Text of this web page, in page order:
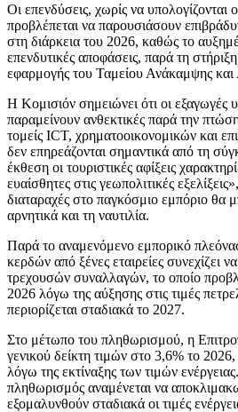
Οι επενδύσεις, χωρίς να υπολογίζονται
προβλέπεται να παρουσιάσουν
στη διάρκεια του 2026, καθώς το
επενδυτικές αποφάσεις, παρά τη
εφαρμογής του Ταμείου Ανάκαμψης και
Η Κομισιόν σημειώνει ότι οι εξαγωγές
παραμείνουν ανθεκτικές παρά την
τομείς ICT, χρηματοοικονομικών και
δεν επηρεάζονται σημαντικά από τη
έκθεση οι τουριστικές αφίξεις
ευαίσθητες στις γεωπολιτικές
διαταραχές στο παγκόσμιο εμπόριο θα
αρνητικά και τη ναυτιλία.
Παρά το αναμενόμενο εμπορικό
κερδών από ξένες εταιρείες συνεχίζει
τρεχουσών συναλλαγών, το οποίο
2026 λόγω της αύξησης στις τιμές
περιορίζεται σταδιακά το 2027.
Στο μέτωπο του πληθωρισμού, η
γενικού δείκτη τιμών στο 3,6% το
λόγω της εκτίναξης των τιμών
πληθωρισμός αναμένεται να
εξομαλυνθούν σταδιακά οι τιμές